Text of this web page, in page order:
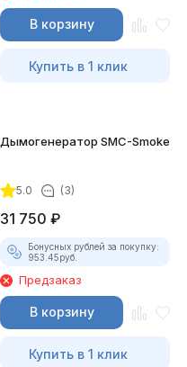
В корзину
Купить в 1 клик
Дымогенератор SMC-Smoke
5.0 (3)
31 750 ₽
Бонусных рублей за покупку:
953.45руб.
Предзаказ
В корзину
Купить в 1 клик